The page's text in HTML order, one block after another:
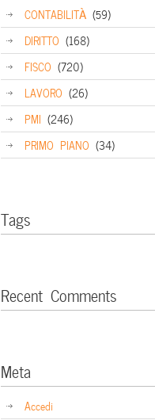
CONTABILITÀ (59)
DIRITTO (168)
FISCO (720)
LAVORO (26)
PMI (246)
PRIMO PIANO (34)
Tags
Recent Comments
Meta
Accedi